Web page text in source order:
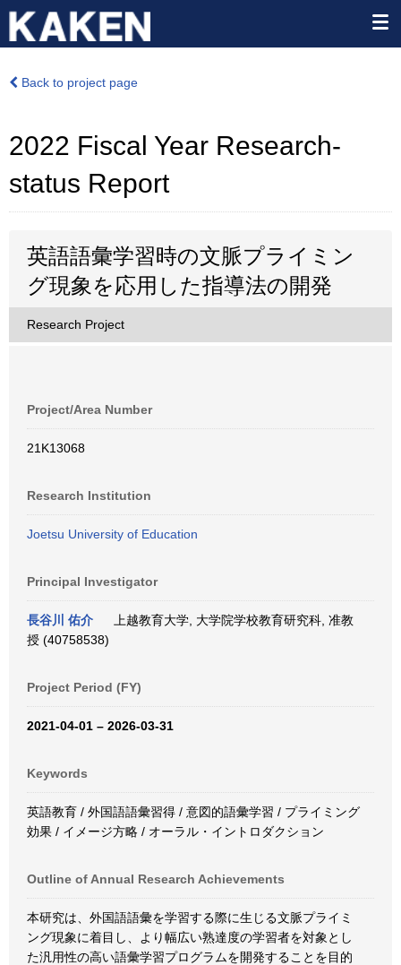
Back to project page
2022 Fiscal Year Research-
status Report
英語語彙学習時の文脈プライミン
グ現象を応用した指導法の開発
Research Project
Project/Area Number
21K13068
Research Institution
Joetsu University of Education
Principal Investigator
長谷川 佑介
上越教育大学, 大学院学校教育研究科, 准教
授 (40758538)
Project Period (FY)
2021-04-01 – 2026-03-31
Keywords
英語教育 / 外国語語彙習得 / 意図的語彙学習 / プライミング
効果 / イメージ方略 / オーラル・イントロダクション
Outline of Annual Research Achievements
本研究は、外国語語彙を学習する際に生じる文脈プライミ
ング現象に着目し、より幅広い熟達度の学習者を対象とし
た汎用性の高い語彙学習プログラムを開発することを目的